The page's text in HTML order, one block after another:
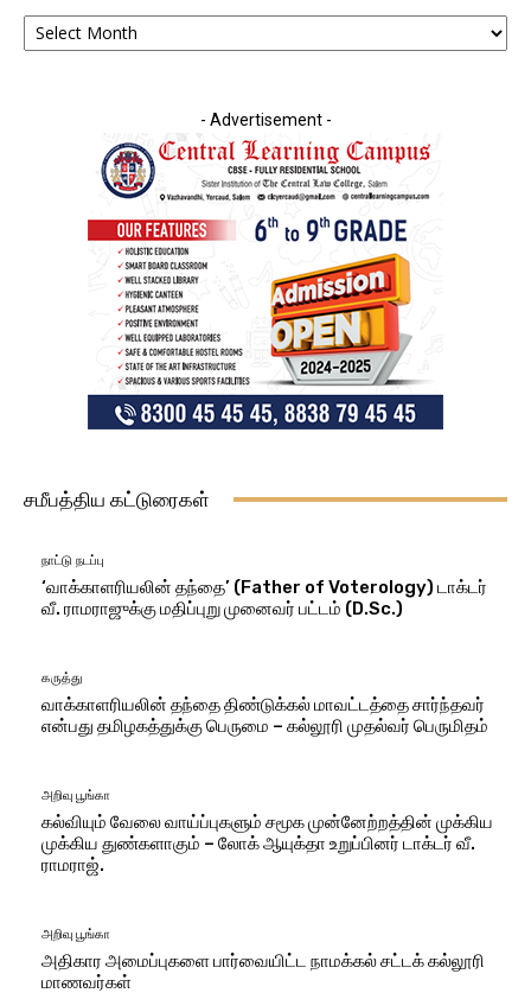
- Advertisement -
சமீபத்திய கட்டுரைகள்
நாட்டு நடப்பு
‘வாக்காளரியலின் தந்தை’ (Father of Voterology) டாக்டர்
வீ. ராமராஜுக்கு மதிப்புறு முனைவர் பட்டம் (D.Sc.)
கருத்து
வாக்காளரியலின் தந்தை திண்டுக்கல் மாவட்டத்தை சார்ந்தவர்
என்பது தமிழகத்துக்கு பெருமை – கல்லூரி முதல்வர் பெருமிதம்
அறிவு பூங்கா
கல்வியும் வேலை வாய்ப்புகளும் சமூக முன்னேற்றத்தின் முக்கிய
முக்கிய துண்களாகும் – லோக் ஆயுக்தா உறுப்பினர் டாக்டர் வீ.
ராமராஜ்.
அறிவு பூங்கா
அதிகார அமைப்புகளை பார்வையிட்ட நாமக்கல் சட்டக் கல்லூரி
மாணவர்கள்